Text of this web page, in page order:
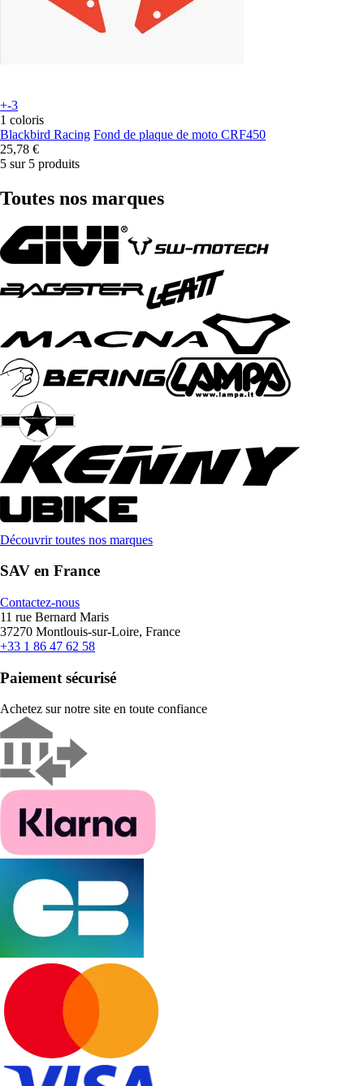
+-3
1 coloris
Blackbird Racing Fond de plaque de moto CRF450
25,78 €
5 sur 5 produits
Toutes nos marques
Découvrir toutes nos marques
SAV en France
Contactez-nous
11 rue Bernard Maris
37270 Montlouis-sur-Loire, France
+33 1 86 47 62 58
Paiement sécurisé
Achetez sur notre site en toute confiance